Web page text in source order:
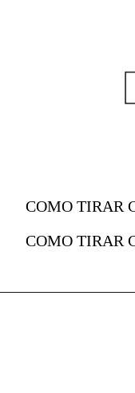
COMO TIRAR
COMO TIRAR